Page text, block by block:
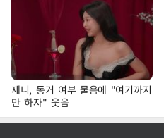
제니, 동거 여부 물음에 "여기까지
만 하자" 웃음